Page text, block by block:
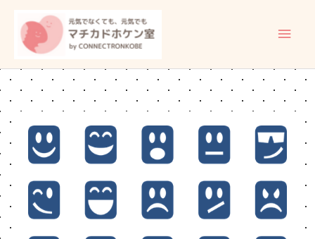
ッ
プ
イ
ン
メ
ニ
ュ
ー